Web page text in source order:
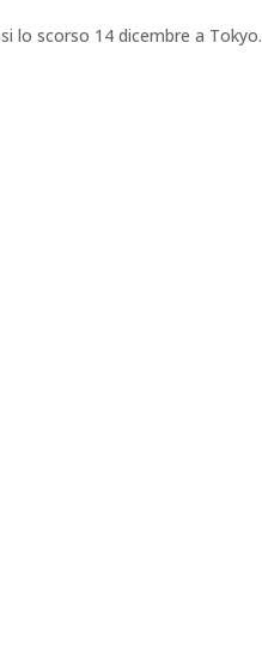
lo scorso 14 dicembre a Tokyo.